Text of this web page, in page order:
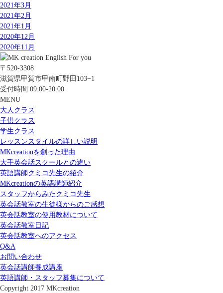
2021年3月
2021年2月
2021年1月
2020年12月
2020年11月
〒520-3308
滋賀県甲賀市甲南町野田103−1
受付時間 09:00-20:00
MENU
大人クラス
子供クラス
学生クラス
レッスンスタイルの詳しい説明
MKcreationを創った理由
大手英会話スクールとの違い
英語講師クミコ先生の紹介
MKcreationの英語講師紹介
スタッフからみたクミコ先生
英会話教室の生徒様からのご感想
英会話教室の使用教材について
英会話教室日記
英会話教室へのアクセス
Q&A
お問い合わせ
英会話講師養成講座
英語講師・スタッフ募集について
Copyright 2017 MKcreation